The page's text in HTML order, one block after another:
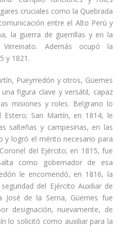
cruciales como la Quebrada
entre el Alto Perú y
la guerra de guerrillas y en la
Además ocupó la
y 1821.
Pueyrredón y otros, Güemes
figura clave y versátil, capaz
misiones y roles. Belgrano lo
San Martín, en 1814, le
salteñas y campesinas, en las
y logró el mérito necesario para
del Ejército; en 1815, fue
como gobernador de esa
le encomendó, en 1816, la
del Ejército Auxiliar de
de la Serna, Güemes fue
designación, nuevamente, de
lo solicitó como auxiliar para la